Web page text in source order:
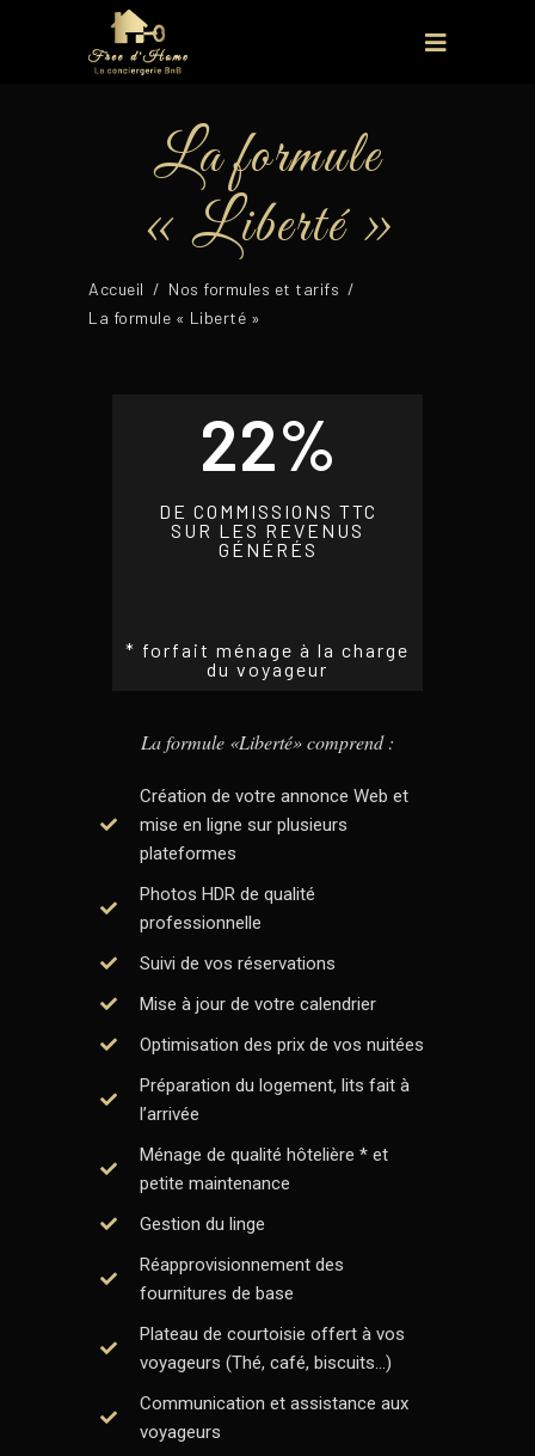
La formule
« Liberté »
Accueil / Nos formules et tarifs /
La formule « Liberté »
22%
DE COMMISSIONS TTC
SUR LES REVENUS
GÉNÉRÉS
* forfait ménage à la charge
du voyageur
La formule «Liberté» comprend :
Création de votre annonce Web et
mise en ligne sur plusieurs
plateformes
Photos HDR de qualité
professionnelle
Suivi de vos réservations
Mise à jour de votre calendrier
Optimisation des prix de vos nuitées
Préparation du logement, lits fait à
l’arrivée
Ménage de qualité hôtelière * et
petite maintenance
Gestion du linge
Réapprovisionnement des
fournitures de base
Plateau de courtoisie offert à vos
voyageurs (Thé, café, biscuits…)
Communication et assistance aux
voyageurs